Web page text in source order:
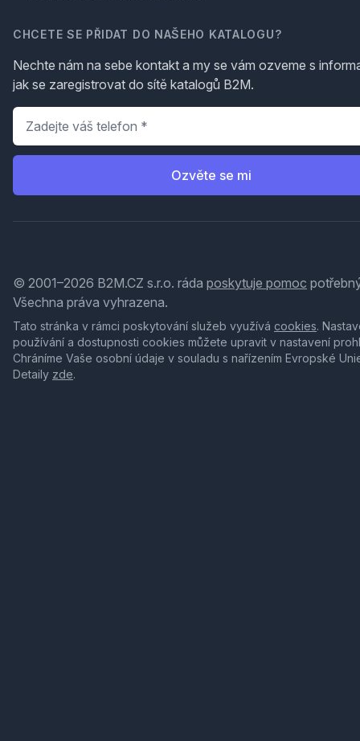
CHCETE SE PŘIDAT DO NAŠEHO KATALOGU?
Nechte nám na sebe kontakt a my se vám ozveme s
jak se zaregistrovat do sítě katalogů B2M.
Telefon
Ozvěte se mi
© 2001–2026 B2M.CZ s.r.o. ráda poskytuje pomoc
Všechna práva vyhrazena.
Tato stránka v rámci poskytování služeb využívá cookies.
používání a dostupnosti cookies můžete upravit v nastavení
Chráníme Vaše osobní údaje v souladu s nařízením Evropské
Detaily zde.